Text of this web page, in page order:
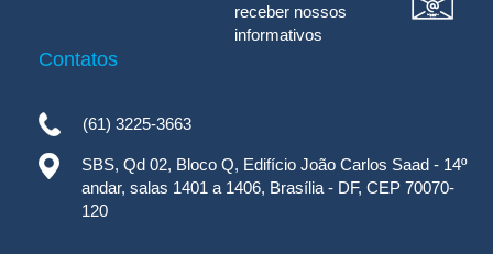
receber nossos
informativos
Contatos
(61) 3225-3663
SBS, Qd 02, Bloco Q, Edifício João Carlos Saad - 14º
andar, salas 1401 a 1406, Brasília - DF, CEP 70070-
120